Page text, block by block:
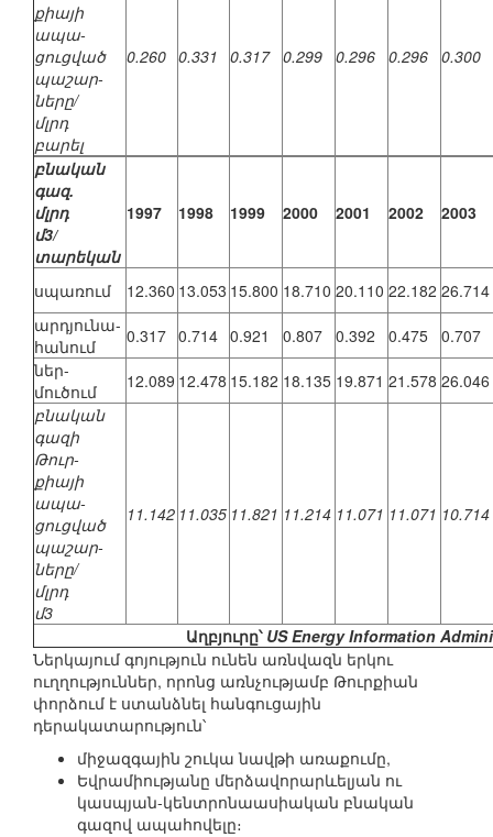
քիայի
ապա-
ցուցված
պաշար-
ները/
մլրդ
բարել
0.260 0.331 0.317 0.299 0.296 0.296 0.300
բնական
գազ.
մլրդ
մ3/
տարեկան
1997 1998 1999 2000 2001 2002 2003
սպառում 12.360 13.053 15.800 18.710 20.110 22.182 26.714
արդյունա-
հանում
0.317 0.714 0.921 0.807 0.392 0.475 0.707
ներ-
մուծում
12.089 12.478 15.182 18.135 19.871 21.578 26.046
բնական
գազի
Թուր-
քիայի
ապա-
ցուցված
պաշար-
ները/
մլրդ
մ3
11.142 11.035 11.821 11.214 11.071 11.071 10.714
Աղբյուրը՝ US Energy Information
Ներկայում գոյություն ունեն առնվազն երկու
ուղղություններ, որոնց առնչությամբ Թուրքիան
փորձում է ստանձնել հանգուցային
դերակատարություն՝
միջազգային շուկա նավթի առաքումը,
Եվրամիությանը մերձավորարևելյան ու
կասպյան-կենտրոնաասիական բնական
գազով ապահովելը։